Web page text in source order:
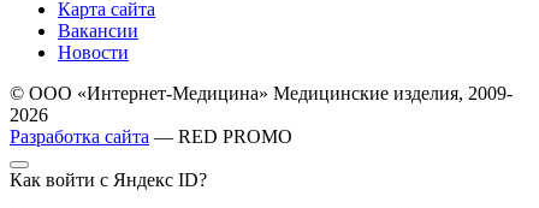
Карта сайта
Вакансии
Новости
© ООО «Интернет-Медицина» Медицинские изделия, 2009-
2026
Разработка сайта — RED PROMO
Как войти с Яндекс ID?